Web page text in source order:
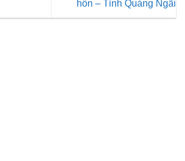
hôn – Tỉnh Quảng Ngãi